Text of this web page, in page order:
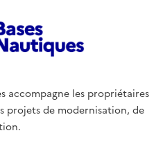
accompagne les propriétaires
projets de modernisation, de